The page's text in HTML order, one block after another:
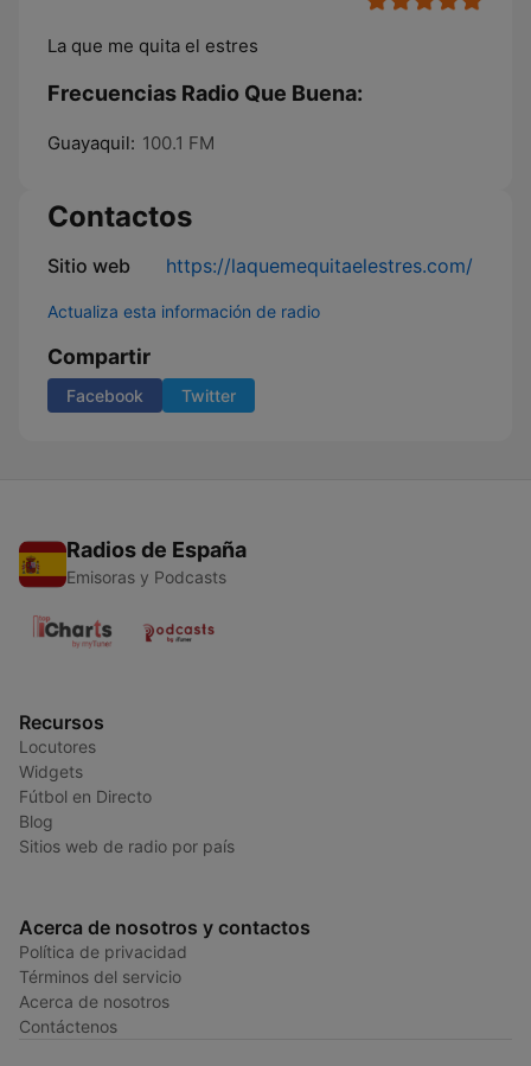
La que me quita el estres
Frecuencias Radio Que Buena:
Guayaquil: 100.1 FM
Contactos
Sitio web https://laquemequitaelestres.com/
Actualiza esta información de radio
Compartir
Facebook Twitter
Radios de España
Emisoras y Podcasts
Recursos
Locutores
Widgets
Fútbol en Directo
Blog
Sitios web de radio por país
Acerca de nosotros y contactos
Política de privacidad
Términos del servicio
Acerca de nosotros
Contáctenos